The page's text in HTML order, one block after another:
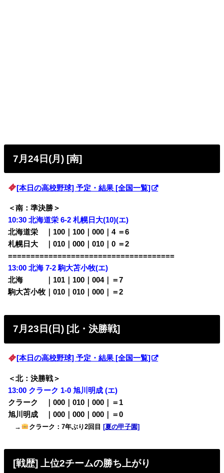
7月24日(月) [南]
[本日の高校野球] 予定・結果 [全国一覧]
＜南：準決勝＞
10:30 北海道栄 6-2 札幌日大(10)(エ)
北海道栄 ｜100｜100｜000｜4 ＝6
札幌日大 ｜010｜000｜010｜0 ＝2
=====================================
13:00 北海 7-2 駒大苫小牧(エ)
北海 ｜101｜100｜004｜＝7
駒大苫小牧｜010｜010｜000｜＝2
7月23日(日) [北・決勝戦]
[本日の高校野球] 予定・結果 [全国一覧]
＜北：決勝戦＞
13:00 クラーク 1-0 旭川明成 (エ)
クラーク ｜000｜010｜000｜＝1
旭川明成 ｜000｜000｜000｜＝0
→ クラーク：7年ぶり2回目 [夏の甲子園]
[戦歴] 上位2チームの勝ち上がり